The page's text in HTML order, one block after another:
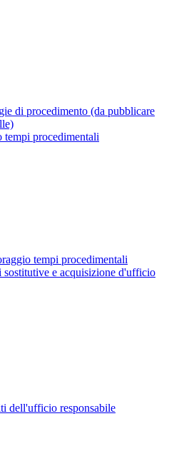
di procedimento (da pubblicare
tempi procedimentali
tempi procedimentali
e acquisizione d'ufficio
dell'ufficio responsabile